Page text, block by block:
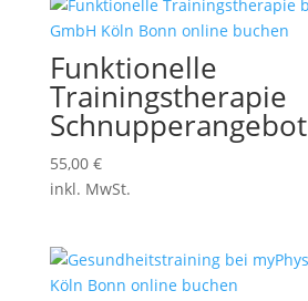
Funktionelle
Trainingstherapie
Schnupperangebot
55,00 €
inkl. MwSt.